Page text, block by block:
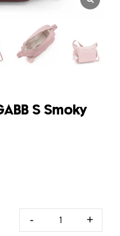
S Smoky
- +